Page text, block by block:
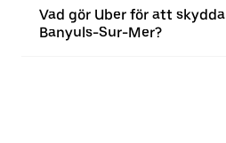
Vad gör Uber för att
Banyuls-Sur-Mer?